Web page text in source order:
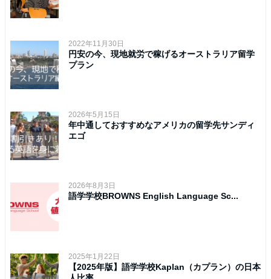
2022年11月30日
円安の今、現地就労で稼げるオーストラリア留学
プラン
2026年5月15日
年中通しておすすめなアメリカの留学先サンディ
エゴ
2026年8月3日
語学学校BROWNS English Language Sc...
2025年1月22日
【2025年版】語学学校Kaplan（カプラン）の日本